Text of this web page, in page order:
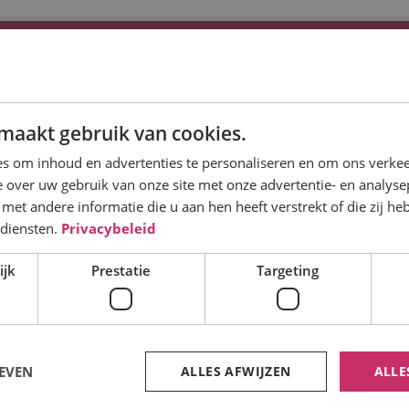
& blog
ons
Inloggen klantenportaal
Havenstraat 10
9591 AK
Onstwedde
Routebeschrijving
Verzekeren ons vak! Oosterveld verzekeringen is
een zelfstandig assurantie-adviesbedrijf met
gebruik van cookies.
om inhoud en advertenties te personaliseren en om ons
uw gebruik van onze site met onze advertentie- en
andere informatie die u aan hen heeft verstrekt of die zij
Privacybeleid
Prestatie Targeting
ALLES AFWIJZEN